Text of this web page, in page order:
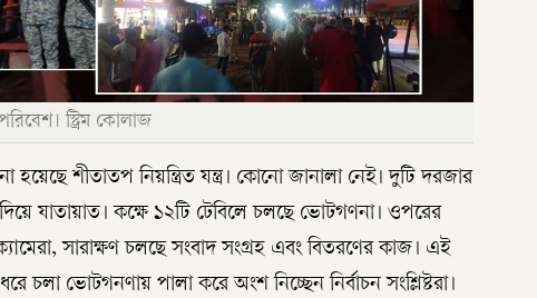
স্ট্রিম কোলাজ
হয়েছে শীতাতপ নিয়ন্ত্রিত যন্ত্র। কোনো জানালা নেই। দুটি দরজার
যাতায়াত। কক্ষে ১২টি টেবিলে চলছে ভোটগণনা। ওপরের
সারাক্ষণ চলছে সংবাদ সংগ্রহ এবং বিতরণের কাজ। এই
চলা ভোটগনণায় পালা করে অংশ নিচ্ছেন নির্বাচন সংশ্লিষ্টরা।